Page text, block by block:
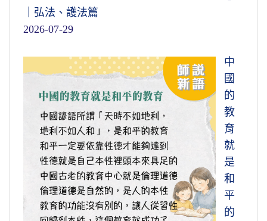
｜弘法、護法篇
2026-07-29
中
國
的
教
育
就
是
和
平
的